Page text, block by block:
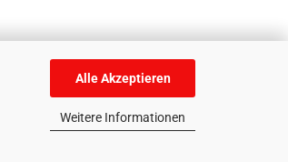
Alle Akzeptieren
Weitere Informationen